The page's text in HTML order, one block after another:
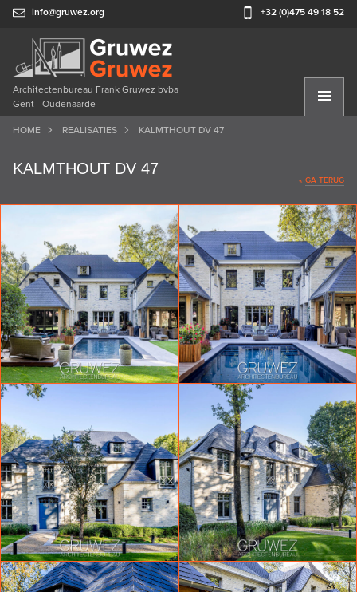
info@gruwez.org +32 (0)475 49 18 52
Architectenbureau Frank Gruwez bvba
Gent - Oudenaarde
HOME REALISATIES KALMTHOUT DV 47
KALMTHOUT DV 47
« GA TERUG